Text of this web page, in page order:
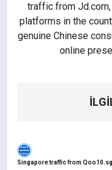
traffic from
platforms in the
genuine Chinese
online
Singapore traffic from Qoo10.sg